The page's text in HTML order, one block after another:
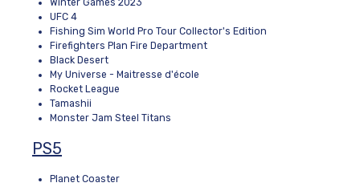
Winter Games 2023
UFC 4
Fishing Sim World Pro Tour Collector's Edition
Firefighters Plan Fire Department
Black Desert
My Universe - Maitresse d'école
Rocket League
Tamashii
Monster Jam Steel Titans
PS5
Planet Coaster